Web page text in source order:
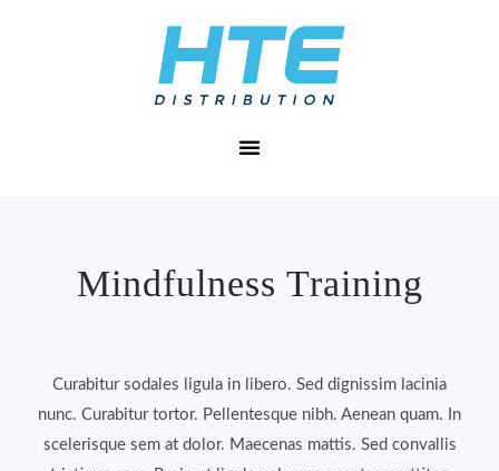
Mindfulness Training
Curabitur sodales ligula in libero. Sed dignissim lacinia
nunc. Curabitur tortor. Pellentesque nibh. Aenean quam. In
scelerisque sem at dolor. Maecenas mattis. Sed convallis